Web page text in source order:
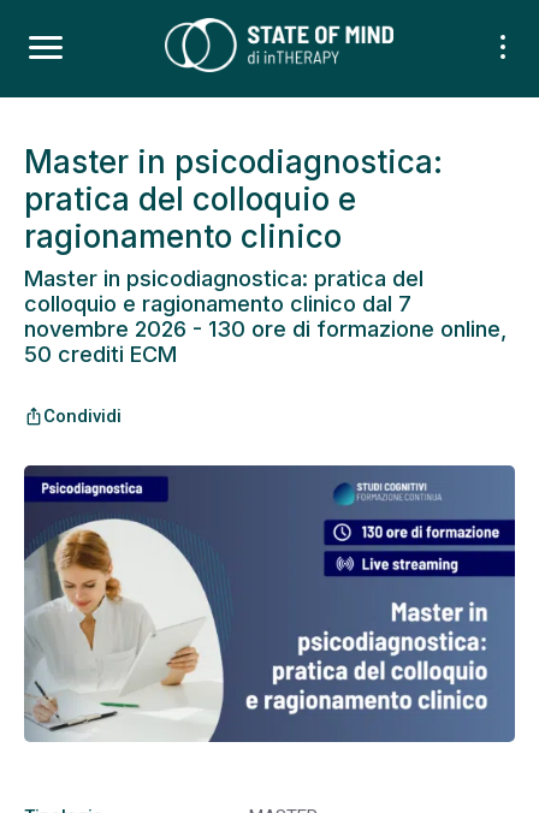
Master in psicodiagnostica:
pratica del colloquio e
ragionamento clinico
Master in psicodiagnostica: pratica del
colloquio e ragionamento clinico dal 7
novembre 2026 - 130 ore di formazione online,
50 crediti ECM
ios_shareCondividi